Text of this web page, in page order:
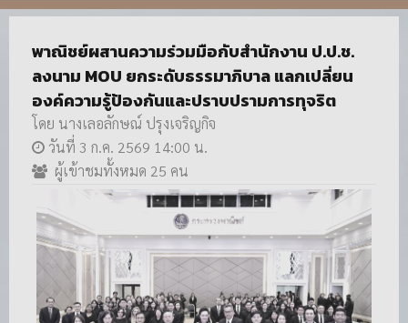
พาณิชย์ผสานความร่วมมือกับสำนักงาน ป.ป.ช.
ลงนาม MOU ยกระดับธรรมาภิบาล แลกเปลี่ยน
องค์ความรู้ป้องกันและปราบปรามการทุจริต
โดย นางเลอลักษณ์ ปรุงเจริญกิจ
วันที่ 3 ก.ค. 2569 14:00 น.
ผู้เข้าชมทั้งหมด 25 คน